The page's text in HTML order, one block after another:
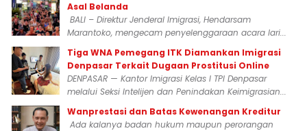
Asal Belanda
BALI – Direktur Jenderal Imigrasi, Hendarsam
Marantoko, mengecam penyelenggaraan acara lari...
Tiga WNA Pemegang ITK Diamankan Imigrasi
Denpasar Terkait Dugaan Prostitusi Online
DENPASAR — Kantor Imigrasi Kelas I TPI Denpasar
melalui Seksi Intelijen dan Penindakan Keimigrasian...
Wanprestasi dan Batas Kewenangan Kreditur
Ada kalanya badan hukum maupun perorangan